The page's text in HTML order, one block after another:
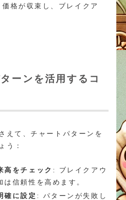
格が収束し、ブレイクア
ーンを活用するコ
えて、チャートパターンを
う：
高をチェック : ブレイクアウ
は信頼性を高めます。
確に設定 : パターンが失敗し